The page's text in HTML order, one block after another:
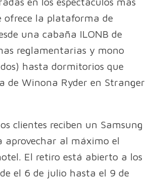
ofrece la plataforma de
una cabaña ILONB de
reglamentarias y mono
hasta dormitorios que
de Winona Ryder en Stranger
clientes reciben un Samsung
aprovechar al máximo el
El retiro está abierto a los
el 6 de julio hasta el 9 de